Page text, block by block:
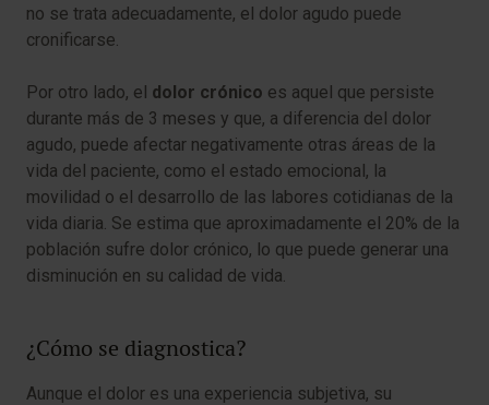
no se trata adecuadamente, el dolor agudo puede
cronificarse.
Por otro lado, el dolor crónico es aquel que persiste
durante más de 3 meses y que, a diferencia del dolor
agudo, puede afectar negativamente otras áreas de la
vida del paciente, como el estado emocional, la
movilidad o el desarrollo de las labores cotidianas de la
vida diaria. Se estima que aproximadamente el 20% de la
población sufre dolor crónico, lo que puede generar una
disminución en su calidad de vida.
¿Cómo se diagnostica?
Aunque el dolor es una experiencia subjetiva, su